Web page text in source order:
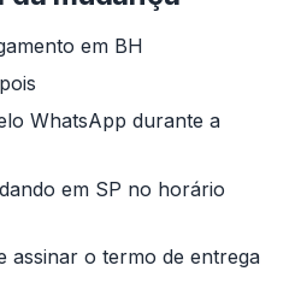
em BH
WhatsApp durante a
em SP no horário
assinar o termo de entrega